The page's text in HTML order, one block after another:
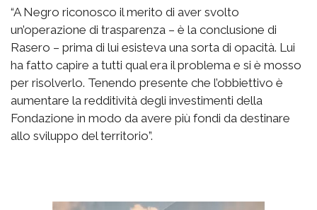
“A Negro riconosco il merito di aver svolto
un’operazione di trasparenza – è la conclusione di
Rasero – prima di lui esisteva una sorta di opacità. Lui
ha fatto capire a tutti qual era il problema e si è mosso
per risolverlo. Tenendo presente che l’obbiettivo è
aumentare la redditività degli investimenti della
Fondazione in modo da avere più fondi da destinare
allo sviluppo del territorio”.